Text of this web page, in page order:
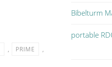
, PRIME
,
Bibelturm
portable